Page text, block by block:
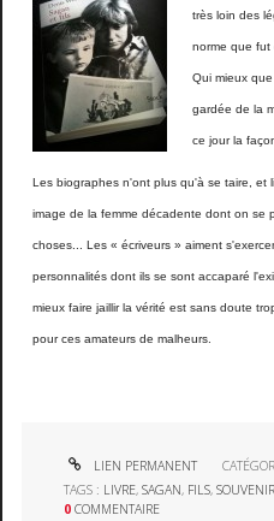
très loin des
norme que fut
Qui mieux
gardée de la
ce jour la
Les biographes n'ont plus qu'à se taire, et
image de la femme décadente dont on se
choses... Les « écriveurs » aiment
personnalités dont ils se sont accaparé
mieux faire jaillir la vérité est sans doute
pour ces amateurs de malheurs.
LIEN PERMANENT
TAGS : LIVRE,SAGAN, FILS,
0 COMMENTAIRE